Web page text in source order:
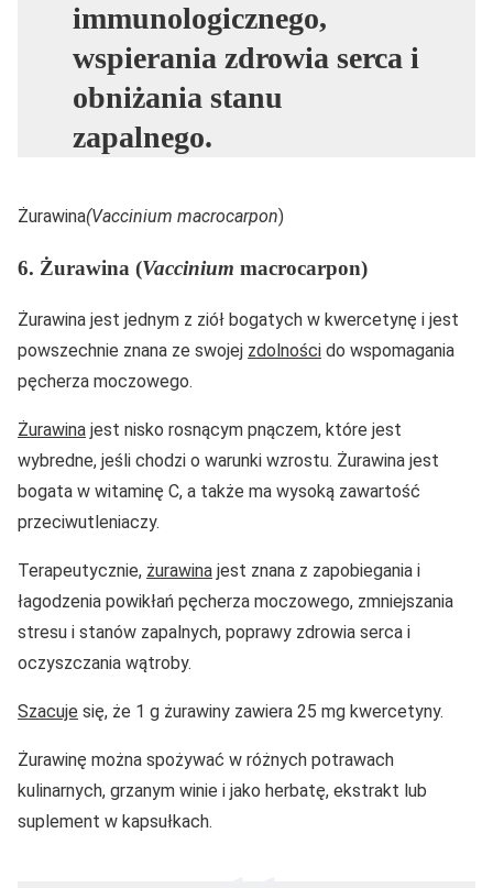
immunologicznego,
wspierania zdrowia serca i
obniżania stanu
zapalnego.
Żurawina(Vaccinium macrocarpon)
6. Żurawina (Vaccinium macrocarpon)
Żurawina jest jednym z ziół bogatych w kwercetynę i jest
powszechnie znana ze swojej zdolności do wspomagania
pęcherza moczowego.
Żurawina jest nisko rosnącym pnączem, które jest
wybredne, jeśli chodzi o warunki wzrostu. Żurawina jest
bogata w witaminę C, a także ma wysoką zawartość
przeciwutleniaczy.
Terapeutycznie, żurawina jest znana z zapobiegania i
łagodzenia powikłań pęcherza moczowego, zmniejszania
stresu i stanów zapalnych, poprawy zdrowia serca i
oczyszczania wątroby.
Szacuje się, że 1 g żurawiny zawiera 25 mg kwercetyny.
Żurawinę można spożywać w różnych potrawach
kulinarnych, grzanym winie i jako herbatę, ekstrakt lub
suplement w kapsułkach.